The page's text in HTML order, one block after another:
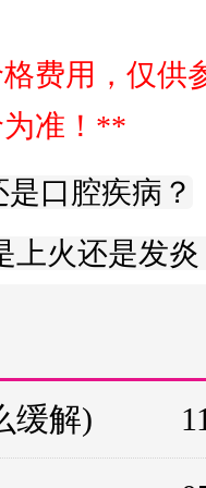
费用，仅供
为准！**
口腔疾病？
上火还是发炎
缓解)